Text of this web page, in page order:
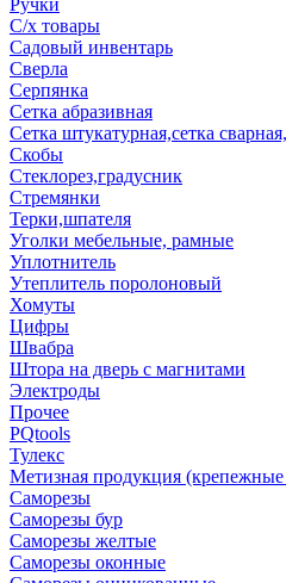
Ручки
С/х товары
Садовый инвентарь
Сверла
Серпянка
Сетка абразивная
Сетка штукатурная,сетка
Скобы
Стеклорез,градусник
Стремянки
Терки,шпателя
Уголки мебельные, рамные
Уплотнитель
Утеплитель поролоновый
Хомуты
Цифры
Швабра
Штора на дверь с магнитами
Электроды
Прочее
PQtools
Тулекс
Метизная продукция
Саморезы
Саморезы бур
Саморезы желтые
Саморезы оконные